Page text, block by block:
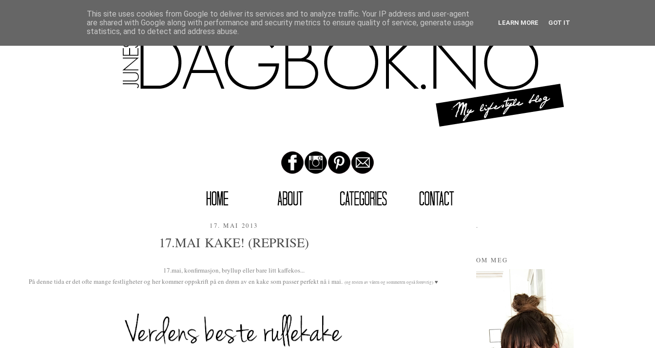
17. MAI 2013
17.MAI KAKE! (REPRISE)
17.mai, konfirmasjon, bryllup eller bare litt kaffekos...
På denne tida er det ofte mange festligheter og her kommer oppskrift på en drøm av en kake som passer perfekt nå i mai. (og resten av våren og sommeren også forøvrig) ♥
.
OM MEG
This site uses cookies from Google to deliver its services and to analyze traffic. Your IP address and user-agent
are shared with Google along with performance and security metrics to ensure quality of service, generate usage
statistics, and to detect and address abuse.
LEARN MORE GOT IT